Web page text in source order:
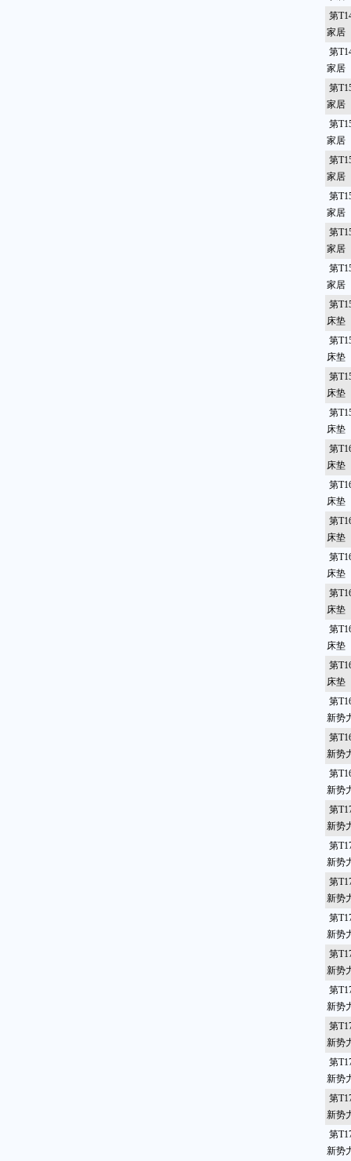
第
家居
第
家居
第
家居
第
家居
第
家居
第
家居
第
家居
第
家居
第
床垫
第
床垫
第
床垫
第
床垫
第
床垫
第
床垫
第
床垫
第
床垫
第
床垫
第
床垫
第
床垫
第
新势
第
新势
第
新势
第
新势
第
新势
第
新势
第
新势
第
新势
第
新势
第
新势
第
新势
第
新势
第
新势